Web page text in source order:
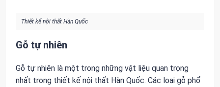
Thiết kế nội thất Hàn Quốc
Gỗ tự nhiên
Gỗ tự nhiên là một trong những vật liệu quan trọng
nhất trong thiết kế nội thất Hàn Quốc. Các loại gỗ phổ